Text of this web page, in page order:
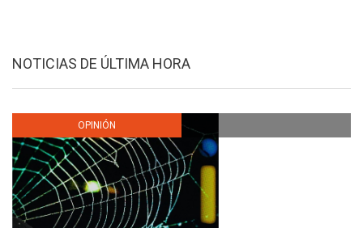
NOTICIAS DE ÚLTIMA HORA
OPINIÓN